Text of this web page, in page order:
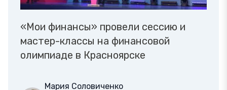
«Мои финансы» провели сессию и
мастер-классы на финансовой
олимпиаде в Красноярске
Мария Соловиченко